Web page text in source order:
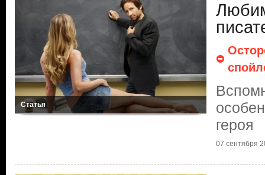
Статья
героя
07 сентября